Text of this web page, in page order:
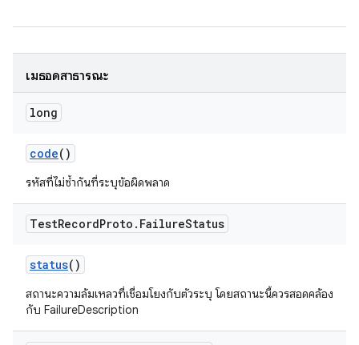
เมธอดสาธารณะ
long
code()
รหัสที่ไม่ซ้ำกันที่ระบุข้อผิดพลาด
TestRecordProto . FailureStatus
status()
สถานะความล้มเหลวที่เชื่อมโยงกับตัวระบุ โดยสถานะนี้ควรสอดคล้อง
กับ FailureDescription